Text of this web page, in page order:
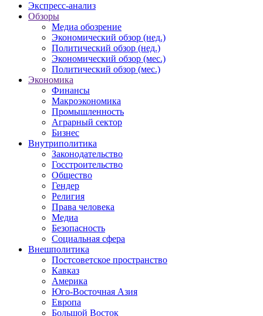
Экспресс-анализ
Обзоры
Медиа обозрение
Экономический обзор (нед.)
Политический обзор (нед.)
Экономический обзор (мес.)
Политический обзор (мес.)
Экономика
Финансы
Макроэкономика
Промышленность
Аграрный сектор
Бизнес
Внутриполитика
Законодательство
Госстроительство
Общество
Гендер
Религия
Права человека
Медиа
Безопасность
Социальная сфера
Внешполитика
Постсоветское пространство
Кавказ
Америка
Юго-Восточная Азия
Европа
Большой Восток